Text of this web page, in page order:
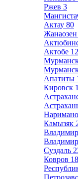
Ржев 3
Актау 80
Жанаозен
Актобе
Апатиты
Кировск
Камызяк
Владимир
Суздаль
Ковров 18